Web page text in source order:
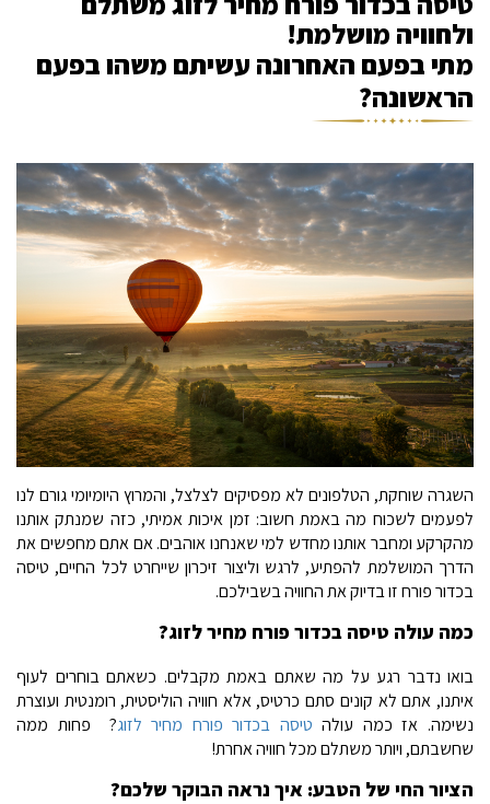
ולחוויה מושלמת!
מתי בפעם האחרונה עשיתם משהו בפעם
הראשונה?
השגרה שוחקת, הטלפונים לא מפסיקים לצלצל, והמרוץ היומיומי גורם לנו
לפעמים לשכוח מה באמת חשוב: זמן איכות אמיתי, כזה שמנתק אותנו
מהקרקע ומחבר אותנו מחדש למי שאנחנו אוהבים. אם אתם מחפשים את
הדרך המושלמת להפתיע, לרגש וליצור זיכרון שייחרט לכל החיים, טיסה
בכדור פורח זו בדיוק את החוויה בשבילכם.
כמה עולה טיסה בכדור פורח מחיר לזוג?
בואו נדבר רגע על מה שאתם באמת מקבלים. כשאתם בוחרים לעוף
איתנו, אתם לא קונים סתם כרטיס, אלא חוויה הוליסטית, רומנטית ועוצרת
נשימה. אז כמה עולה טיסה בכדור פורח מחיר לזוג? פחות ממה
שחשבתם, ויותר משתלם מכל חוויה אחרת!
הציור החי של הטבע: איך נראה הבוקר שלכם?